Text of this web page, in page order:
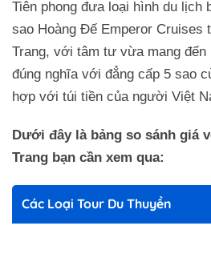
Tiên phong đưa loại hình du lịch
sao Hoàng Đế Emperor Cruises
Trang, với tâm tư vừa mang đến
đúng nghĩa với đẳng cấp 5 sao
hợp với túi tiền của người Việt
Dưới đây là bảng so sánh giá
Trang bạn cần xem qua:
Các Loại Tour Du Thuyền